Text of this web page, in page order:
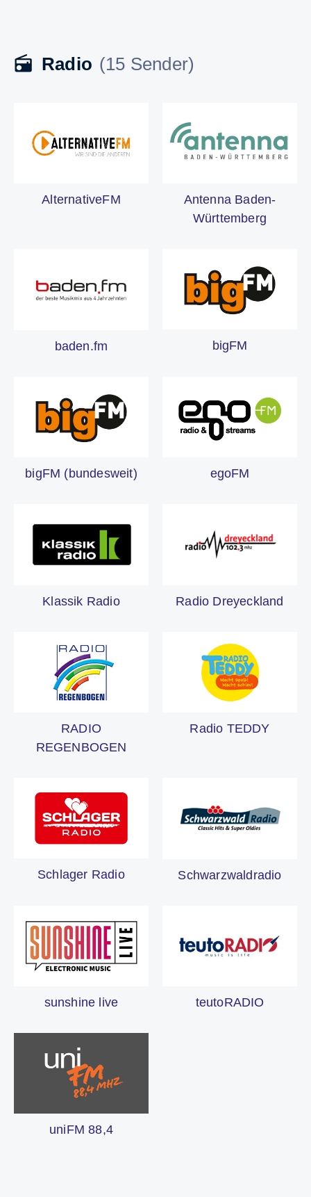
Radio (15 Sender)
AlternativeFM
Antenna Baden-
Württemberg
baden.fm bigFM
bigFM (bundesweit) egoFM
Klassik Radio Radio Dreyeckland
RADIO
REGENBOGEN
Radio TEDDY
Schlager Radio Schwarzwaldradio
sunshine live teutoRADIO
uniFM 88,4